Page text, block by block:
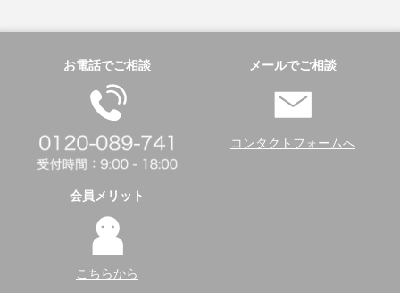
お電話でご相談 メールでご相談
コンタクトフォームへ
会員メリット
こちらから